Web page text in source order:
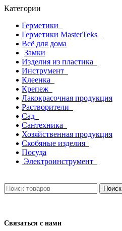
Категории
Герметики
Герметики MasterTeks
Всё для дома
Замки
Изделия из пластика
Инструмент
Клеенка
Крепеж
Лакокрасочная продукция
Растворители
Сад
Сантехника
Хозяйственная продукция
Скобяные изделия
Посуда
Электроинструмент
Поиск
Связаться с нами